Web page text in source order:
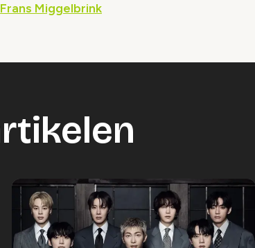
Frans Miggelbrink